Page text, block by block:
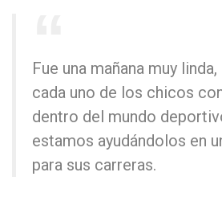
Fue una mañana muy
cada uno de los chicos
dentro del mundo
estamos ayudándolos en
para sus carreras.